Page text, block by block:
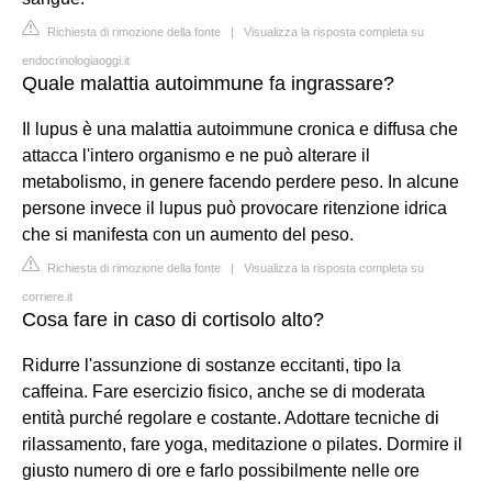
Richiesta di rimozione della fonte | Visualizza la risposta completa su
endocrinologiaoggi.it
Quale malattia autoimmune fa ingrassare?
Il lupus è una malattia autoimmune cronica e diffusa che
attacca l'intero organismo e ne può alterare il
metabolismo, in genere facendo perdere peso. In alcune
persone invece il lupus può provocare ritenzione idrica
che si manifesta con un aumento del peso.
Richiesta di rimozione della fonte | Visualizza la risposta completa su
corriere.it
Cosa fare in caso di cortisolo alto?
Ridurre l'assunzione di sostanze eccitanti, tipo la
caffeina. Fare esercizio fisico, anche se di moderata
entità purché regolare e costante. Adottare tecniche di
rilassamento, fare yoga, meditazione o pilates. Dormire il
giusto numero di ore e farlo possibilmente nelle ore